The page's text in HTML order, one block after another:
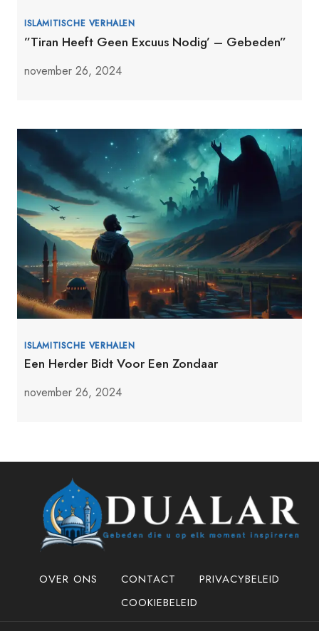
ISLAMITISCHE VERHALEN
”Tiran Heeft Geen Excuus Nodig’ – Gebeden”
november 26, 2024
ISLAMITISCHE VERHALEN
Een Herder Bidt Voor Een Zondaar
november 26, 2024
OVER ONS CONTACT
PRIVACYBELEID
COOKIEBELEID